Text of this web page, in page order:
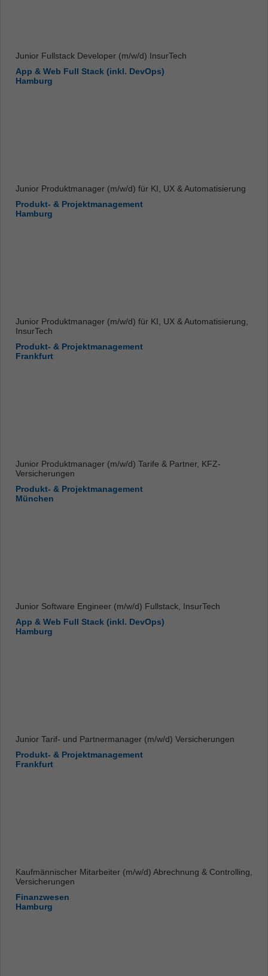
Junior Fullstack Developer (m/w/d) InsurTech
App & Web Full Stack (inkl. DevOps)
Hamburg
Junior Produktmanager (m/w/d) für KI, UX & Automatisierung
Produkt- & Projektmanagement
Hamburg
Junior Produktmanager (m/w/d) für KI, UX & Automatisierung,
InsurTech
Produkt- & Projektmanagement
Frankfurt
Junior Produktmanager (m/w/d) Tarife & Partner, KFZ-
Versicherungen
Produkt- & Projektmanagement
München
Junior Software Engineer (m/w/d) Fullstack, InsurTech
App & Web Full Stack (inkl. DevOps)
Hamburg
Junior Tarif- und Partnermanager (m/w/d) Versicherungen
Produkt- & Projektmanagement
Frankfurt
Kaufmännischer Mitarbeiter (m/w/d) Abrechnung & Controlling,
Versicherungen
Finanzwesen
Hamburg